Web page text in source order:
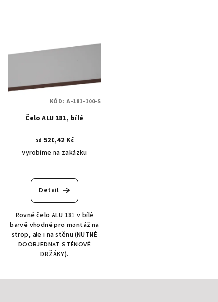
Čelo ALU 181, bílé
od 520,42 Kč
Vyrobíme na zakázku
Detail
Rovné čelo ALU 181 v bílé
barvě vhodné pro montáž na
strop, ale i na stěnu (NUTNÉ
DOOBJEDNAT STĚNOVÉ
DRŽÁKY).
KÓD:A-181-100-S